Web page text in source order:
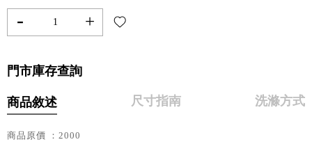
- +
門市庫存查詢
商品敘述 尺寸指南 洗滌方式
商品原價 ：2000